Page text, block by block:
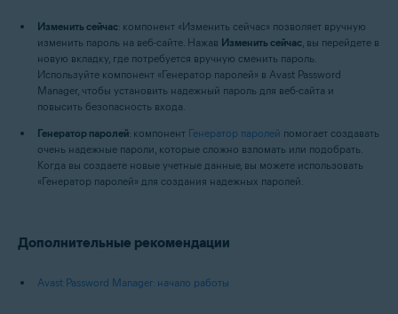
Изменить сейчас: компонент «Изменить сейчас» позволяет вручную
изменить пароль на веб-сайте. Нажав Изменить сейчас, вы перейдете в
новую вкладку, где потребуется вручную сменить пароль.
Используйте компонент «Генератор паролей» в Avast Password
Manager, чтобы установить надежный пароль для веб-сайта и
повысить безопасность входа.
Генератор паролей: компонент Генератор паролей помогает создавать
очень надежные пароли, которые сложно взломать или подобрать.
Когда вы создаете новые учетные данные, вы можете использовать
«Генератор паролей» для создания надежных паролей.
Дополнительные рекомендации
Avast Password Manager: начало работы